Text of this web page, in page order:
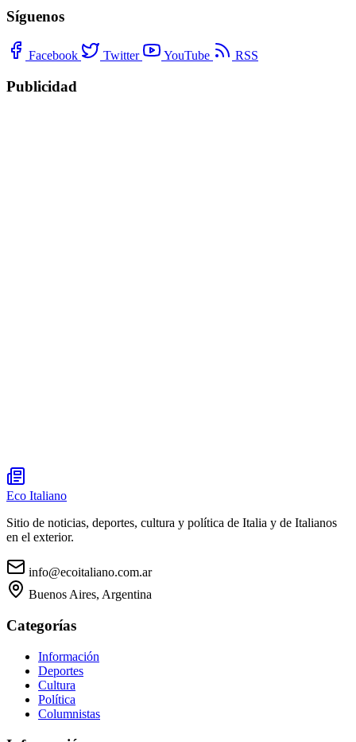
Síguenos
Facebook Twitter YouTube RSS
Publicidad
Eco Italiano
Sitio de noticias, deportes, cultura y política de Italia y de Italianos
en el exterior.
info@ecoitaliano.com.ar
Buenos Aires, Argentina
Categorías
Información
Deportes
Cultura
Política
Columnistas